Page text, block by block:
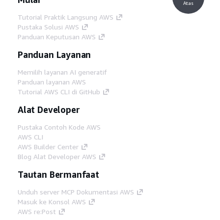
Tutorial Praktik Langsung AWS
Pustaka Solusi AWS
Panduan Keputusan AWS
Panduan Layanan
Memilih layanan AI generatif
Panduan layanan AWS
Tutorial AWS CLI di GitHub
Alat Developer
Pustaka Contoh Kode AWS
AWS CLI
AWS Builder Center
Blog Alat Developer AWS
Tautan Bermanfaat
Unduh server MCP Dokumentasi AWS
Masuk ke Konsol AWS
AWS re:Post
Atas